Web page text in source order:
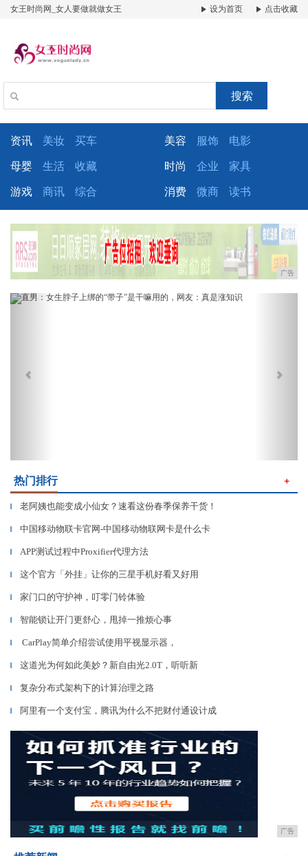
女王时尚网_女人要做就做女王 设为首页 点击收藏
搜索
资讯 美妆 买车 美容 服饰 电影
母婴 生活 收藏 时尚 企业 家具
游戏 商讯 综合 消费 微商 读书
广告
Previous
热门排行 ＋
▎ 老阿姨也能变成小仙女？速看这份春季保养干货！
▎ 中国移动物联卡官网-中国移动物联网卡是什么卡
▎ APP测试过程中Proxifier代理方法
▎ 这个官方「外挂」让你的三星手机好看又好用
▎ 家门口的守护神，叮零门铃体验
▎ 智能锁让开门更舒心，甩掉一推烦心事
▎ CarPlay简单介绍尝试使用平视显示器，
▎ 这道光为何如此美妙？新自由光2.0T，听听新
▎ 复杂分布式架构下的计算治理之路
▎ 阿里有一个支付宝，腾讯为什么不把财付通设计成
广告